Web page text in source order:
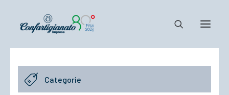
Notizie e Documenti
Confartigianato
Categorie